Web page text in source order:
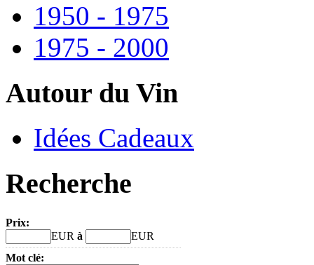
1950 - 1975
1975 - 2000
Autour du Vin
Idées Cadeaux
Recherche
Prix:
EUR à
EUR
Mot clé: